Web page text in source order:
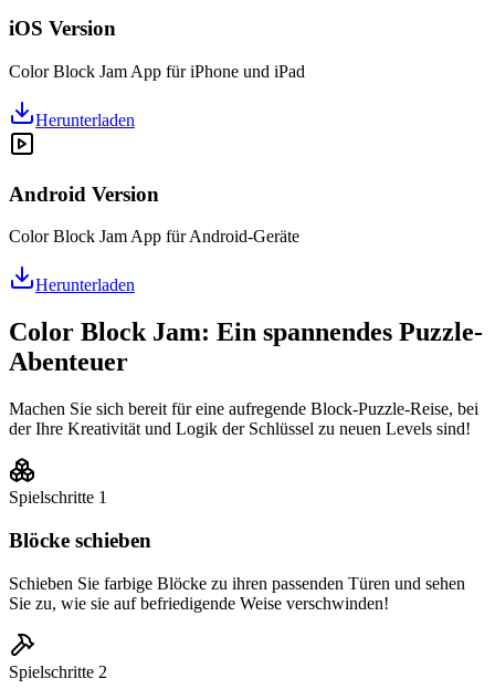
iOS Version
Color Block Jam App für iPhone und iPad
Herunterladen
Android Version
Color Block Jam App für Android-Geräte
Herunterladen
Color Block Jam: Ein spannendes Puzzle-
Abenteuer
Machen Sie sich bereit für eine aufregende Block-Puzzle-Reise, bei
der Ihre Kreativität und Logik der Schlüssel zu neuen Levels sind!
Spielschritte 1
Blöcke schieben
Schieben Sie farbige Blöcke zu ihren passenden Türen und sehen
Sie zu, wie sie auf befriedigende Weise verschwinden!
Spielschritte 2